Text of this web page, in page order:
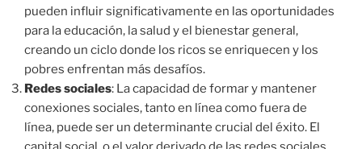
pueden influir significativamente en las oportunidades
para la educación, la salud y el bienestar general,
creando un ciclo donde los ricos se enriquecen y los
pobres enfrentan más desafíos.
Redes sociales: La capacidad de formar y mantener
conexiones sociales, tanto en línea como fuera de
línea, puede ser un determinante crucial del éxito. El